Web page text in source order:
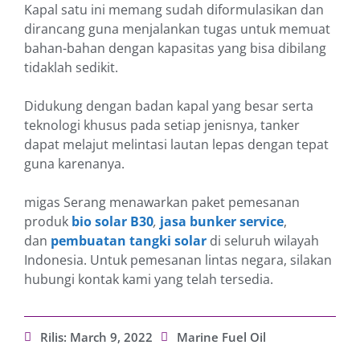
Kapal satu ini memang sudah diformulasikan dan
dirancang guna menjalankan tugas untuk memuat
bahan-bahan dengan kapasitas yang bisa dibilang
tidaklah sedikit.
Didukung dengan badan kapal yang besar serta
teknologi khusus pada setiap jenisnya, tanker
dapat melajut melintasi lautan lepas dengan tepat
guna karenanya.
migas Serang menawarkan paket pemesanan
produk bio solar B30, jasa bunker service,
dan pembuatan tangki solar di seluruh wilayah
Indonesia. Untuk pemesanan lintas negara, silakan
hubungi kontak kami yang telah tersedia.
Rilis: March 9, 2022 Marine Fuel Oil